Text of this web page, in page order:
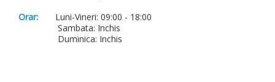
Orar: Luni-Vineri: 09:00 - 18:00
Sambata: Inchis
Duminica: Inchis